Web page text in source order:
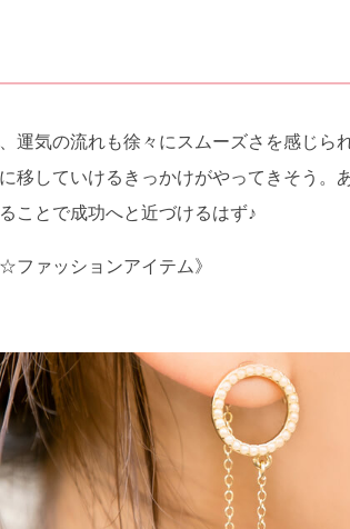
運気の流れも徐々にスムーズさを感じら
移していけるきっかけがやってきそう。
ことで成功へと近づけるはず♪
ファッションアイテム》